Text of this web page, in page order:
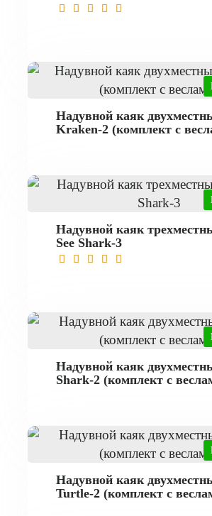
Надувной каяк
Kraken-2 (комплект с
Надувной каяк
See Shark-3
Надувной каяк
Shark-2 (комплект с
Надувной каяк
Turtle-2 (комплект с